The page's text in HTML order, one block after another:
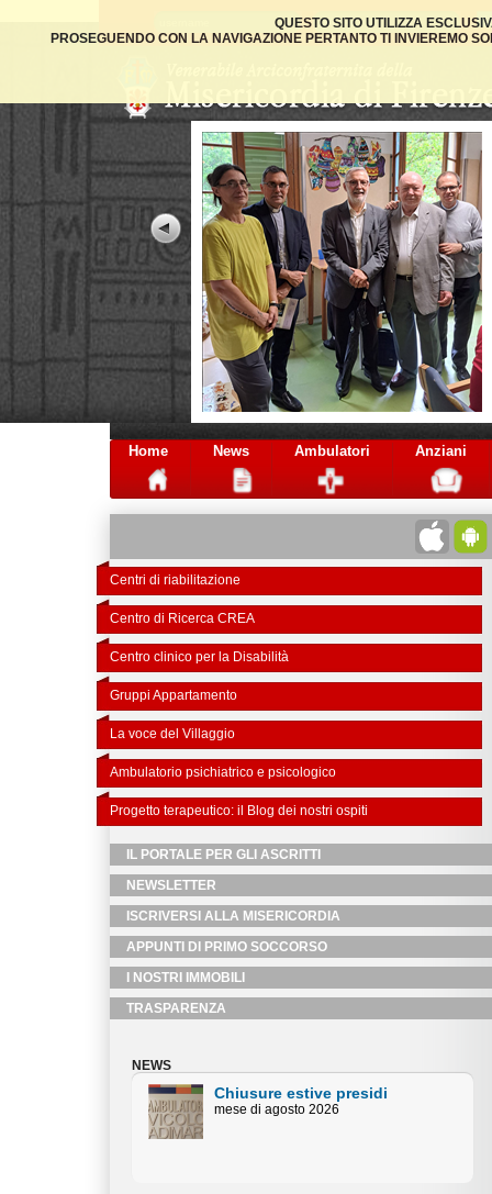
QUESTO SITO UTILIZZA
PROSEGUENDO CON LA NAVIGAZIONE PERTANTO TI INVIEREMO
Home News Ambulatori Anziani
Centri di riabilitazione
Centro di Ricerca CREA
Centro clinico per la Disabilità
Gruppi Appartamento
La voce del Villaggio
Ambulatorio psichiatrico e psicologico
Progetto terapeutico: il Blog dei nostri ospiti
IL PORTALE PER GLI ASCRITTI
NEWSLETTER
ISCRIVERSI ALLA MISERICORDIA
APPUNTI DI PRIMO SOCCORSO
I NOSTRI IMMOBILI
TRASPARENZA
NEWS
Chiusure estive Uffici
Amministativi